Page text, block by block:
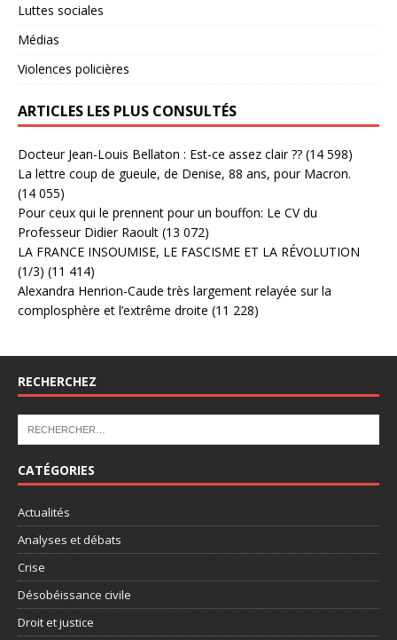
Luttes sociales
Médias
Violences policières
ARTICLES LES PLUS CONSULTÉS
Docteur Jean-Louis Bellaton : Est-ce assez clair ?? (14 598)
La lettre coup de gueule, de Denise, 88 ans, pour Macron.
(14 055)
Pour ceux qui le prennent pour un bouffon: Le CV du
Professeur Didier Raoult (13 072)
LA FRANCE INSOUMISE, LE FASCISME ET LA RÉVOLUTION
(1/3) (11 414)
Alexandra Henrion-Caude très largement relayée sur la
complosphère et l’extrême droite (11 228)
RECHERCHEZ
CATÉGORIES
Actualités
Analyses et débats
Crise
Désobéissance civile
Droit et justice